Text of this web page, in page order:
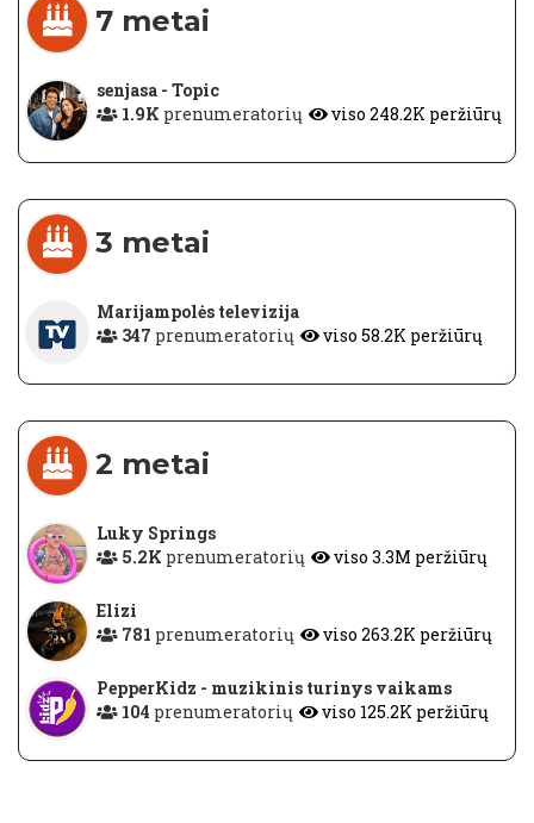
7 metai
senjasa - Topic
1.9K prenumeratorių viso 248.2K peržiūrų
3 metai
Marijampolės televizija
347 prenumeratorių viso 58.2K peržiūrų
2 metai
Luky Springs
5.2K prenumeratorių viso 3.3M peržiūrų
Elizi
781 prenumeratorių viso 263.2K peržiūrų
PepperKidz - muzikinis turinys vaikams
104 prenumeratorių viso 125.2K peržiūrų